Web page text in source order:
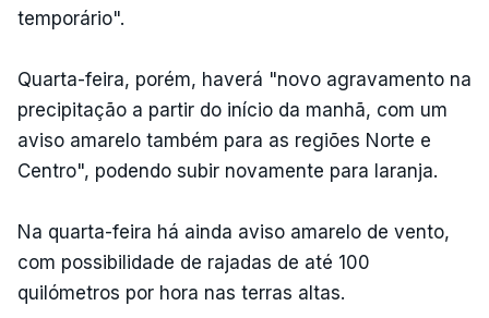
temporário".
Quarta-feira, porém, haverá "novo agravamento na
precipitação a partir do início da manhã, com um
aviso amarelo também para as regiões Norte e
Centro", podendo subir novamente para laranja.
Na quarta-feira há ainda aviso amarelo de vento,
com possibilidade de rajadas de até 100
quilómetros por hora nas terras altas.